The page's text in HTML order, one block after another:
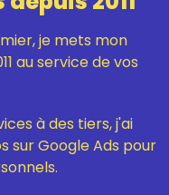
je mets mon
au service de vos
à des tiers, j'ai
sur Google Ads pour